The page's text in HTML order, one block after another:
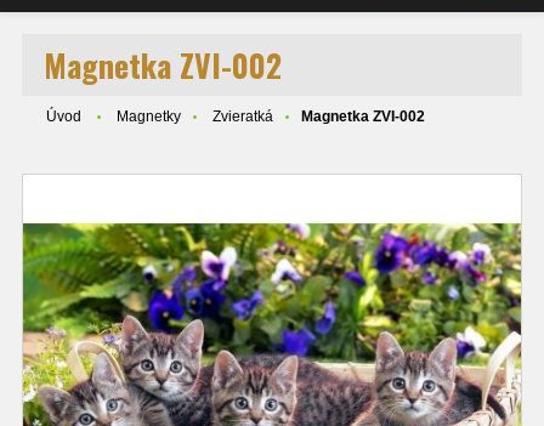
Magnetka ZVI-002
Úvod Magnetky Zvieratká Magnetka ZVI-002